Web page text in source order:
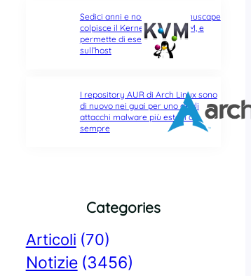
Sedici anni e non sentirli: Januscape
colpisce il Kernel Linux e KVM, e
permette di eseguire codice
sull’host
I repository AUR di Arch Linux sono
di nuovo nei guai per uno degli
attacchi malware più estesi di
sempre
Categories
Articoli (70)
Notizie (3456)